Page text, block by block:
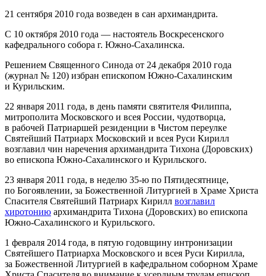
21 сентября 2010 года возведен в сан архимандрита.
С 10 октября 2010 года — настоятель Воскресенского
кафедрального собора г. Южно‐Сахалинска.
Решением Священного Синода от 24 декабря 2010 года
(журнал № 120) избран епископом Южно‐Сахалинским
и Курильским.
22 января 2011 года, в день памяти святителя Филиппа,
митрополита Московского и всея России, чудотворца,
в рабочей Патриаршей резиденции в Чистом переулке
Святейший Патриарх Московский и всея Руси Кирилл
возглавил чин наречения архимандрита Тихона (Доровских)
во епископа Южно‐Сахалинского и Курильского.
23 января 2011 года, в неделю 35-ю по Пятидесятнице,
по Богоявлении, за Божественной Литургией в Храме Христа
Спасителя Святейший Патриарх Кирилл возглавил
хиротонию архимандрита Тихона (Доровских) во епископа
Южно‐Сахалинского и Курильского.
1 февраля 2014 года, в пятую годовщину интронизации
Святейшего Патриарха Московского и всея Руси Кирилла,
за Божественной Литургией в кафедральном соборном Храме